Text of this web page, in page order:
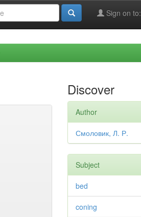
Sign on to:
Discover
Author
Смоловик, Л. Р.
Subject
bed
coning